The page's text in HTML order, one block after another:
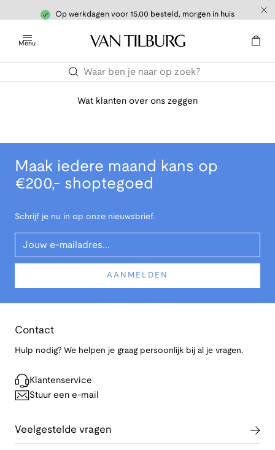
Op werkdagen voor 15.00 besteld, morgen in huis
Menu
Wat klanten over ons zeggen
Maak iedere maand kans op
€200,- shoptegoed
Schrijf je nu in op onze nieuwsbrief.
Your Email
AANMELDEN
Contact
Hulp nodig? We helpen je graag persoonlijk bij al je vragen.
Klantenservice
Stuur een e-mail
Veelgestelde vragen